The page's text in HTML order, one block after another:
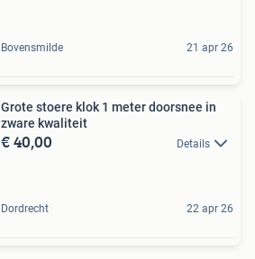
Bovensmilde 21 apr 26
Grote stoere klok 1 meter doorsnee in
zware kwaliteit
€ 40,00 Details
Dordrecht 22 apr 26